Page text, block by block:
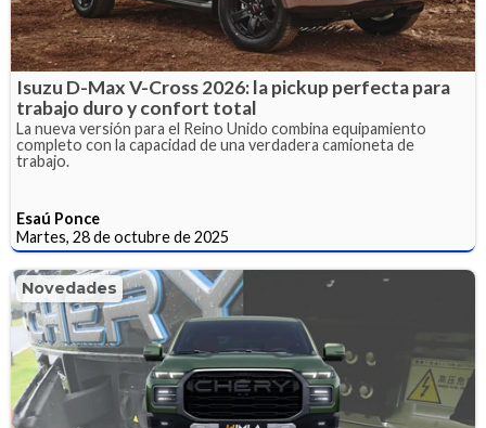
Isuzu D-Max V-Cross 2026: la pickup perfecta para
trabajo duro y confort total
La nueva versión para el Reino Unido combina equipamiento
completo con la capacidad de una verdadera camioneta de
trabajo.
Esaú Ponce
Martes, 28 de octubre de 2025
Novedades